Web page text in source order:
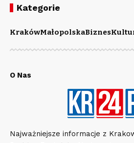
Kategorie
KrakówMałopolskaBiznes
O Nas
Najważniejsze informacje z